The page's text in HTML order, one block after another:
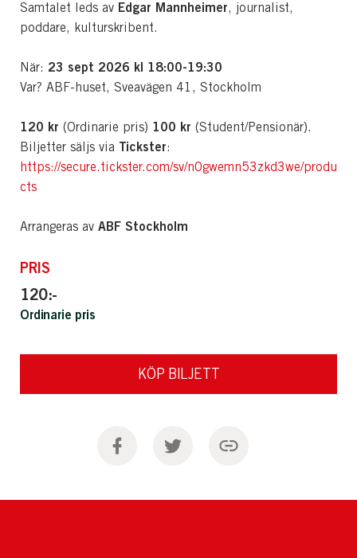
Samtalet leds av Edgar Mannheimer, journalist,
poddare, kulturskribent.
När: 23 sept 2026 kl 18:00-19:30
Var? ABF-huset, Sveavägen 41, Stockholm
120 kr (Ordinarie pris) 100 kr (Student/Pensionär).
Biljetter säljs via Tickster:
https://secure.tickster.com/sv/n0gwemn53zkd3we/produ
cts
Arrangeras av ABF Stockholm
PRIS
120:-
Ordinarie pris
KÖP BILJETT